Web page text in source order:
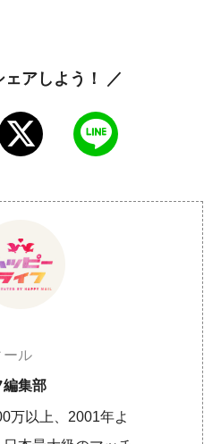
ェアしよう！ ／
ール
編集部
万以上、2001年よ